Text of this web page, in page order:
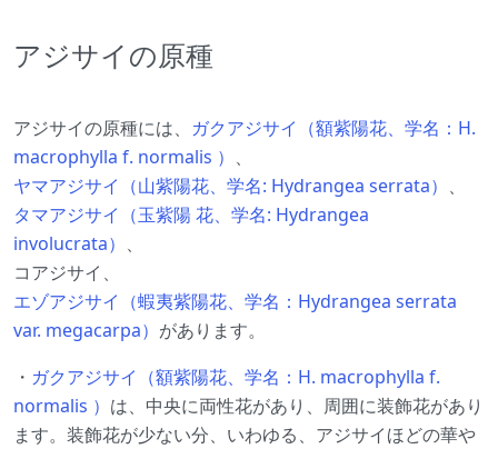
アジサイの原種
アジサイの原種には、 ガクアジサイ（額紫陽花、学名：H.
macrophylla f. normalis ） 、
ヤマアジサイ（山紫陽花、学名: Hydrangea serrata） 、
タマアジサイ（玉紫陽 花、学名: Hydrangea
involucrata） 、
コアジサイ、
エゾアジサイ（蝦夷紫陽花、学名：Hydrangea serrata
var. megacarpa） があります。
・ ガクアジサイ（額紫陽花、学名：H. macrophylla f.
normalis ） は、中央に両性花があり、周囲に装飾花があり
ます。装飾花が少ない分、いわゆる、アジサイほどの華や